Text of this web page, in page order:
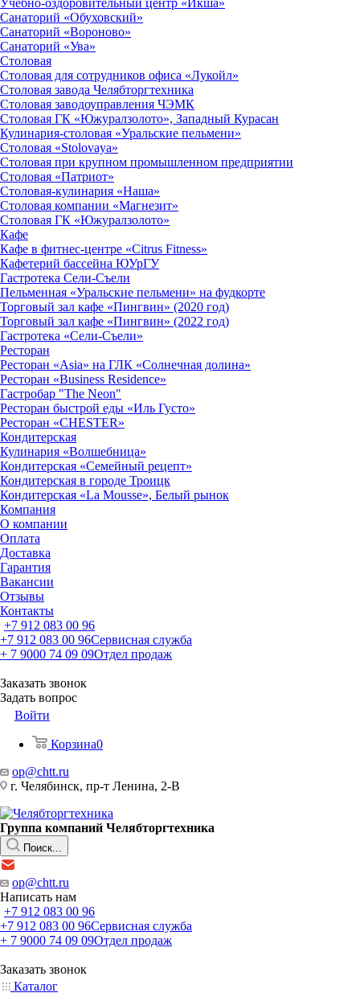
Учебно-оздоровительный центр «Икша»
Санаторий «Обуховский»
Санаторий «Вороново»
Санаторий «Ува»
Столовая
Столовая для сотрудников офиса «Лукойл»
Столовая завода Челябторгтехника
Столовая заводоуправления ЧЭМК
Столовая ГК «Южуралзолото», Западный Курасан
Кулинария-столовая «Уральские пельмени»
Столовая «Stolovaya»
Столовая при крупном промышленном предприятии
Столовая «Патриот»
Столовая-кулинария «Наша»
Столовая компании «Магнезит»
Столовая ГК «Южуралзолото»
Кафе
Кафе в фитнес-центре «Citrus Fitness»
Кафетерий бассейна ЮУрГУ
Гастротека Сели-Съели
Пельменная «Уральские пельмени» на фудкорте
Торговый зал кафе «Пингвин» (2020 год)
Торговый зал кафе «Пингвин» (2022 год)
Гастротека «Сели-Съели»
Ресторан
Ресторан «Asia» на ГЛК «Солнечная долина»
Ресторан «Business Residence»
Гастробар "The Neon"
Ресторан быстрой еды «Иль Густо»
Ресторан «CHESTER»
Кондитерская
Кулинария «Волшебница»
Кондитерская «Семейный рецепт»
Кондитерская в городе Троицк
Кондитерская «La Mousse», Белый рынок
Компания
О компании
Оплата
Доставка
Гарантия
Вакансии
Отзывы
Контакты
+7 912 083 00 96
+7 912 083 00 96Сервисная служба
+ 7 9000 74 09 09Отдел продаж
Заказать звонок
Задать вопрос
Войти
Корзина0
op@chtt.ru
г. Челябинск, пр-т Ленина, 2-В
Группа компаний Челябторгтехника
Поиск...
op@chtt.ru
Написать нам
+7 912 083 00 96
+7 912 083 00 96Сервисная служба
+ 7 9000 74 09 09Отдел продаж
Заказать звонок
Каталог